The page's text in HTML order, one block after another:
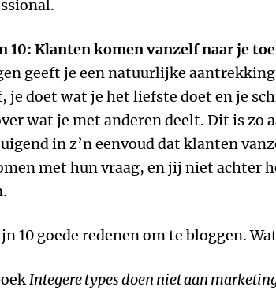
10: Klanten komen vanzelf naar je toe
geeft je een natuurlijke
je doet wat je het liefste doet en je
wat je met anderen deelt. Dit is zo
in z’n eenvoud dat klanten
met hun vraag, en jij niet achter
10 goede redenen om te bloggen.
Integere types doen niet aan